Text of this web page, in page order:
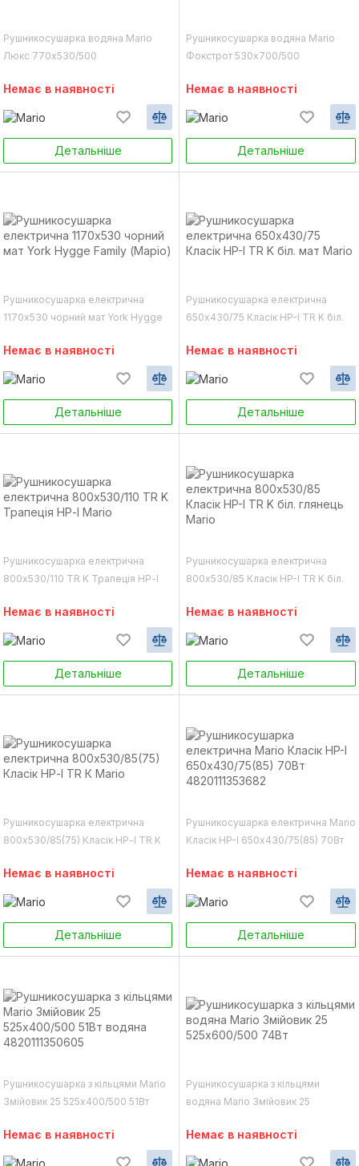
Рушникосушарка водяна Mario
Люкс 770х530/500
Немає в наявності
Детальніше
Рушникосушарка водяна Mario
Фокстрот 530х700/500
Немає в наявності
Детальніше
Рушникосушарка електрична
1170х530 чорний мат York Hygge
Немає в наявності
Детальніше
Рушникосушарка електрична
650х430/75 Класік HP-I TR K біл.
Немає в наявності
Детальніше
Рушникосушарка електрична
800х530/110 TR K Трапеція НР-І
Немає в наявності
Детальніше
Рушникосушарка електрична
800х530/85 Класік HP-I TR K біл.
Немає в наявності
Детальніше
Рушникосушарка електрична
800х530/85(75) Класік НР-I TR К
Немає в наявності
Детальніше
Рушникосушарка електрична Mario
Класік НP-I 650х430/75(85) 70Вт
Немає в наявності
Детальніше
Рушникосушарка з кільцями Mario
Змійовик 25 525х400/500 51Вт
Немає в наявності
Рушникосушарка з кільцями
водяна Mario Змійовик 25
Немає в наявності